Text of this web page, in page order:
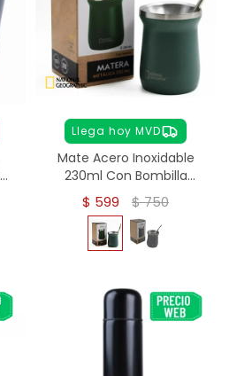
Llega hoy MVD
Mate Acero Inoxidable
230ml Con Bombilla
Térmico Matera - verde
$ 599 $750